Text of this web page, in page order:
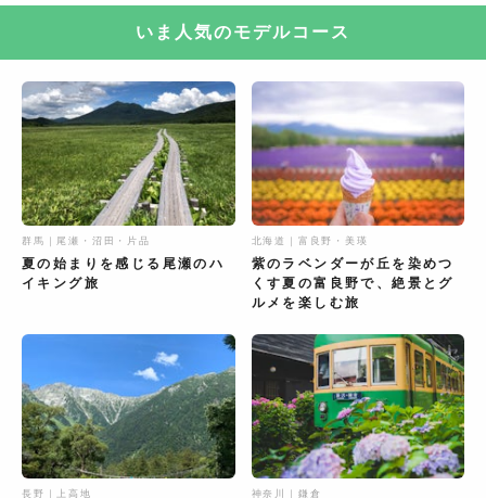
いま人気のモデルコース
群馬｜尾瀬・沼田・片品
夏の始まりを感じる尾瀬のハ
イキング旅
北海道｜富良野・美瑛
紫のラベンダーが丘を染めつ
くす夏の富良野で、絶景とグ
ルメを楽しむ旅
長野｜上高地 神奈川｜鎌倉